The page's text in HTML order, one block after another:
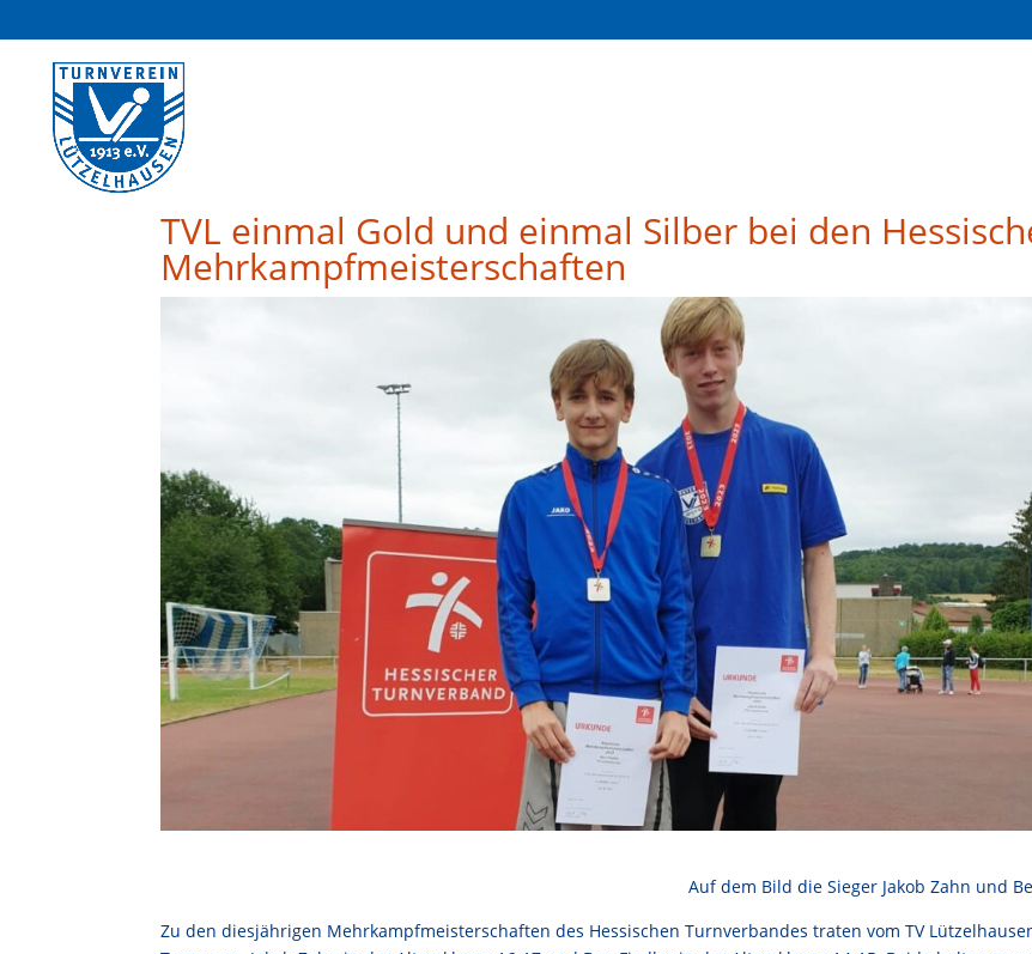
TVL einmal Gold und einmal Silber bei den
Mehrkampfmeisterschaften
Auf dem Bild die Sieger Jakob Zahn und
Zu den diesjährigen Mehrkampfmeisterschaften des Hessischen Turnverbandes traten vom TV